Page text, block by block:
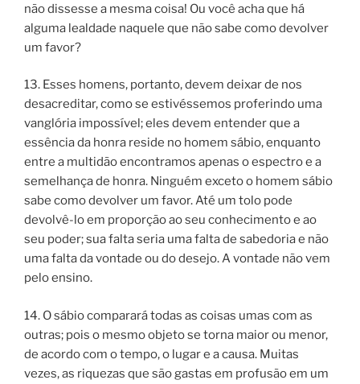
não dissesse a mesma coisa! Ou você acha que há
alguma lealdade naquele que não sabe como devolver
um favor?
13. Esses homens, portanto, devem deixar de nos
desacreditar, como se estivéssemos proferindo uma
vanglória impossível; eles devem entender que a
essência da honra reside no homem sábio, enquanto
entre a multidão encontramos apenas o espectro e a
semelhança de honra. Ninguém exceto o homem sábio
sabe como devolver um favor. Até um tolo pode
devolvê-lo em proporção ao seu conhecimento e ao
seu poder; sua falta seria uma falta de sabedoria e não
uma falta da vontade ou do desejo. A vontade não vem
pelo ensino.
14. O sábio comparará todas as coisas umas com as
outras; pois o mesmo objeto se torna maior ou menor,
de acordo com o tempo, o lugar e a causa. Muitas
vezes, as riquezas que são gastas em profusão em um